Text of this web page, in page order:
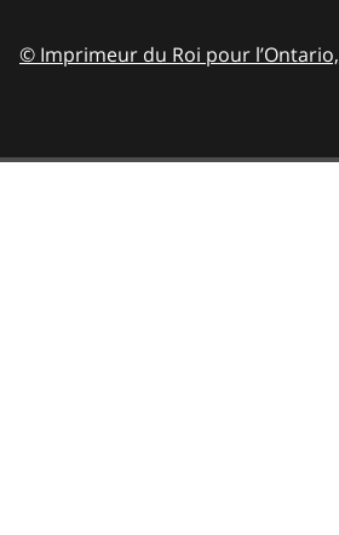
© Imprimeur du Roi pour l’Ontario,